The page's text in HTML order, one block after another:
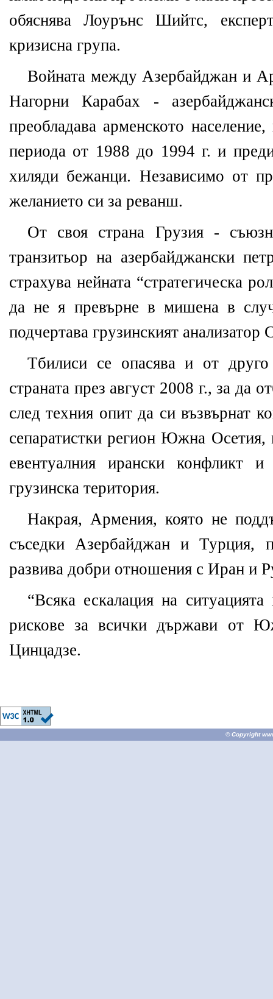
обяснява Лоурънс Шийтс,
кризисна група.
Войната между Азербайджан и
Нагорни Карабах -
преобладава арменското
периода от 1988 до 1994 г. и
хиляди бежанци. Независимо от
желанието си за реванш.
От своя страна Грузия -
транзитьор на азербайджански
страхува нейната “стратегическа
да не я превърне в мишена в
подчертава грузинският
Тбилиси се опасява и от
страната през август 2008 г., за да
след техния опит да си възвърнат
сепаратистки регион Южна Осетия,
евентуалния ирански конфликт
грузинска територия.
Накрая, Армения, която не
съседки Азербайджан и Турция,
развива добри отношения с Иран и
“Всяка ескалация на
рискове за всички държави от
Цинцадзе.
© Copyright